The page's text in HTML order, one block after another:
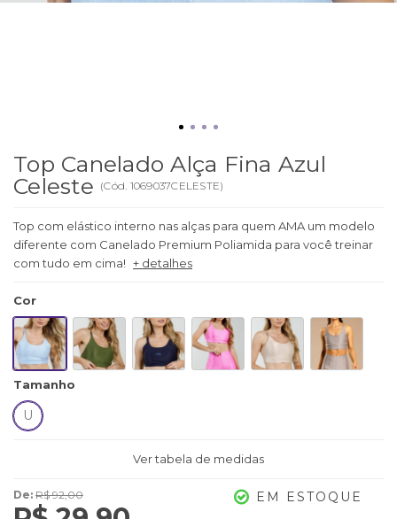
Top Canelado Alça Fina Azul
Celeste (Cód. 1069037CELESTE)
Top com elástico interno nas alças para quem AMA um modelo
diferente com Canelado Premium Poliamida para você treinar
com tudo em cima! + detalhes
Cor
Tamanho
U
Ver tabela de medidas
De: R$ 92,00 EM ESTOQUE